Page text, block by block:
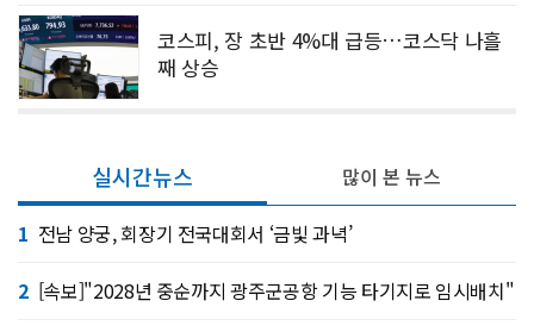
코스피, 장 초반 4%대 급등…코스닥 나흘
째 상승
실시간뉴스
1 전남 양궁, 회장기 전국대회서 ‘금빛 과녁’
2 [속보]"2028년 중순까지 광주군공항 기능 타기지로 임시배치"
많이 본 뉴스